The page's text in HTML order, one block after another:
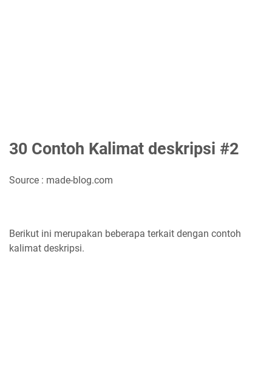
30 Contoh Kalimat deskripsi #2
Source : made-blog.com
Berikut ini merupakan beberapa terkait dengan contoh
kalimat deskripsi.